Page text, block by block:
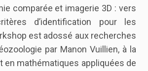
comparée et imagerie 3D : vers
d’identification pour les
est adossé aux recherches
par Manon Vuillien, à la
en mathématiques appliquées de